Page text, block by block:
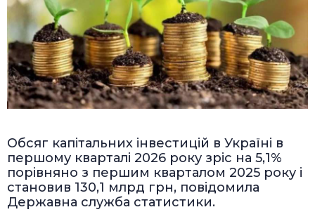
Обсяг капітальних інвестицій в Україні в
першому кварталі 2026 року зріс на 5,1%
порівняно з першим кварталом 2025 року і
становив 130,1 млрд грн, повідомила
Державна служба статистики.